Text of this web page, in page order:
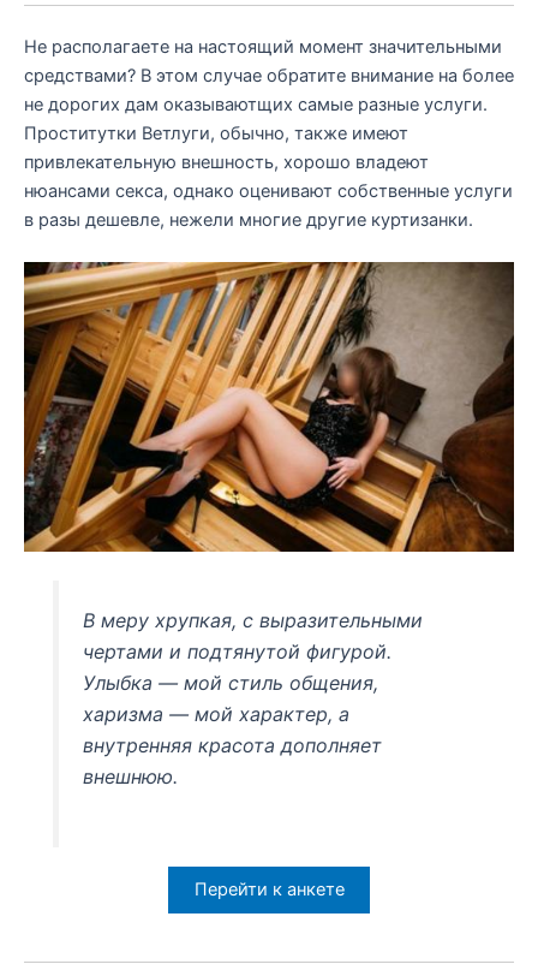
Не располагаете на настоящий момент значительными
средствами? В этом случае обратите внимание на более
не дорогих дам оказываютщих самые разные услуги.
Проститутки Ветлуги, обычно, также имеют
привлекательную внешность, хорошо владеют
нюансами секса, однако оценивают собственные услуги
в разы дешевле, нежели многие другие куртизанки.
В меру хрупкая, с выразительными
чертами и подтянутой фигурой.
Улыбка — мой стиль общения,
харизма — мой характер, а
внутренняя красота дополняет
внешнюю.
Перейти к анкете